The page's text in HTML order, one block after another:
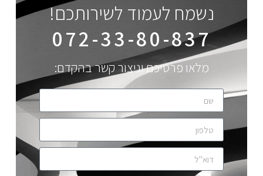
נשמח לעמוד לשירותכם!
072-33-80-837
מלאו פרטיכם וניצור קשר בהקדם: